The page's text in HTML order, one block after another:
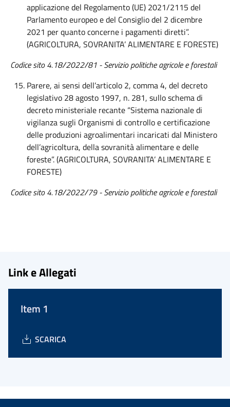
applicazione del Regolamento (UE) 2021/2115 del
Parlamento europeo e del Consiglio del 2 dicembre
2021 per quanto concerne i pagamenti diretti”.
(AGRICOLTURA, SOVRANITA’ ALIMENTARE E FORESTE)
Codice sito 4.18/2022/81 - Servizio politiche agricole e forestali
Parere, ai sensi dell’articolo 2, comma 4, del decreto
legislativo 28 agosto 1997, n. 281, sullo schema di
decreto ministeriale recante “Sistema nazionale di
vigilanza sugli Organismi di controllo e certificazione
delle produzioni agroalimentari incaricati dal Ministero
dell’agricoltura, della sovranità alimentare e delle
foreste”. (AGRICOLTURA, SOVRANITA’ ALIMENTARE E
FORESTE)
Codice sito 4.18/2022/79 - Servizio politiche agricole e forestali
Link e Allegati
Item 1
SCARICA